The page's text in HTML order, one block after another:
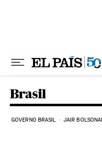
Brasil
GOVERNO BRASIL JAIR